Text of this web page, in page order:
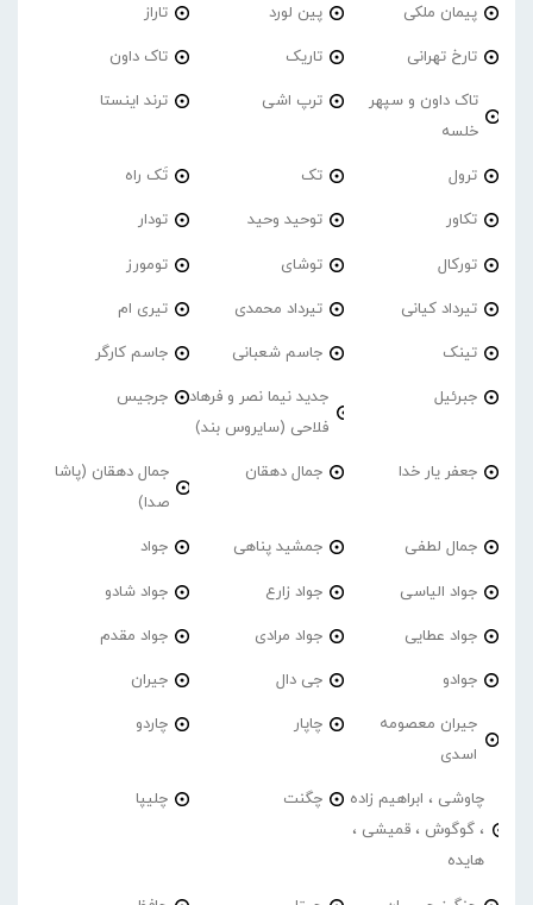
پیمان ملکی پین لورد تاراز
تارخ تهرانی تاریک تاک داون
تاک داون و سپهر
خلسه
ترپ اشی ترند اینستا
ترول تک تَک راه
تکاور توحید وحید تودار
تورکال توشای تومورز
تیرداد کیانی تیرداد محمدی تیری ام
تینک جاسم شعبانی جاسم کارگر
جبرئیل
جدید نیما نصر و فرهاد
فلاحی (سایروس بند)
جرجیس
جعفر یار خدا جمال دهقان
جمال دهقان (پاشا
صدا)
جمال لطفی جمشید پناهی جواد
جواد الیاسی جواد زارع جواد شادو
جواد عطایی جواد مرادی جواد مقدم
جوادو جی دال جیران
جیران معصومه
اسدی
چاپار چاردو
چاوشی ، ابراهیم زاده
، گوگوش ، قمیشی ،
هایده
چگنت چلیپا